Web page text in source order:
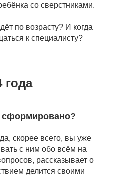
со сверстниками.
по возрасту? И когда
к специалисту?
года
скорее всего, вы уже
с ним обо всём на
рассказывает о
делится своими